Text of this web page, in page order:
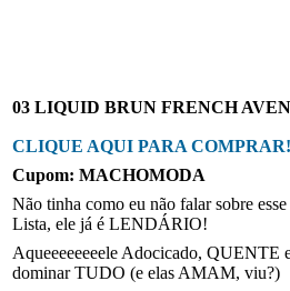
03 LIQUID BRUN FRENCH
CLIQUE AQUI PARA COMPRAR!
Cupom: MACHOMODA
Não tinha como eu não falar sobre
Lista, ele já é LENDÁRIO!
Aqueeeeeeeele Adocicado, QUENTE
dominar TUDO (e elas AMAM, viu?)